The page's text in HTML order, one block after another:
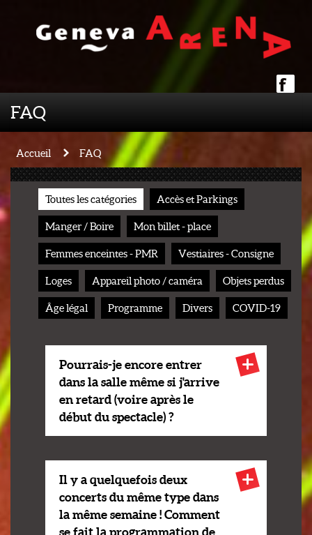
FAQ
Accueil FAQ
Toutes les catégories Accès et Parkings
Manger / Boire Mon billet - place
Femmes enceintes - PMR Vestiaires - Consigne
Loges Appareil photo / caméra Objets perdus
Âge légal Programme Divers COVID-19
Pourrais-je encore entrer
dans la salle même si j'arrive
en retard (voire après le
début du spectacle) ?
Il y a quelquefois deux
concerts du même type dans
la même semaine ! Comment
se fait la programmation de